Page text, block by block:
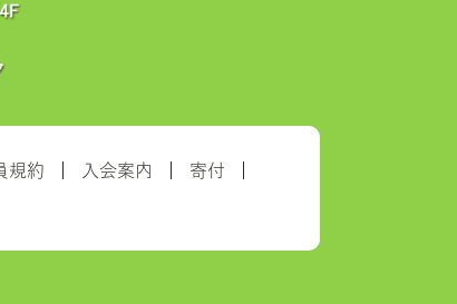
規約 入会案内
寄付